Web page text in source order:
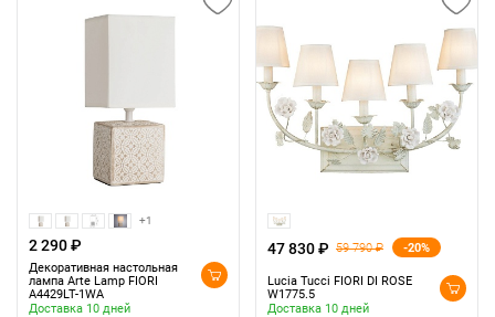
+1
2 290 ₽
Декоративная настольная
лампа Arte Lamp FIORI
A4429LT-1WA
Доставка 10 дней
47 830 ₽ 59 790 ₽ -20%
Lucia Tucci FIORI DI ROSE
W1775.5
Доставка 10 дней